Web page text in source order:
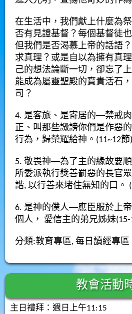
在生活中，我們獻上什麼為
否有見證基督？每個基督徒
但我們是否渴慕上帝的話語
求真理？或是自以為擁有真
己的想法論斷一切，卻忘了
能成為屬靈聖殿的寶貴活石
司？
4. 是客旅、是寄居的──禁戒
正、叫那些譭謗你們是作惡
行為，歸榮耀給神。 (11~12節)
5. 敬畏神──為了主的緣故要
所委派執行獎善罰惡的長官
諧, 以行善來堵住無知的口。
6. 是神的僕人──應臣服於上
個人，
愛信主的弟兄姊妹
分類:教育專區, 每日讀經專區
教會活動
主日禮拜：週日上午11:15